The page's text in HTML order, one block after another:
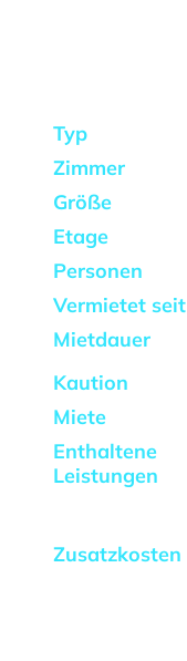
Typ
Zimmer
Größe
Etage
Personen
Vermietet seit
Mietdauer
Kaution
Miete
Enthaltene
Leistungen
Zusatzkosten